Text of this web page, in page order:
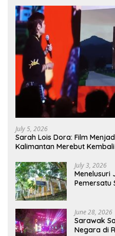
July 5, 2026
Sarah Lois Dora: Film
Kalimantan Merebut
July 3, 2026
Menelusuri
Pemersatu
June 28, 2026
Sarawak
Negara di